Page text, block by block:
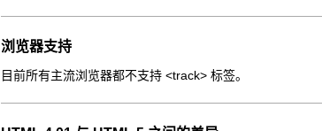
浏览器支持
目前所有主流浏览器都不支持 <track> 标签。